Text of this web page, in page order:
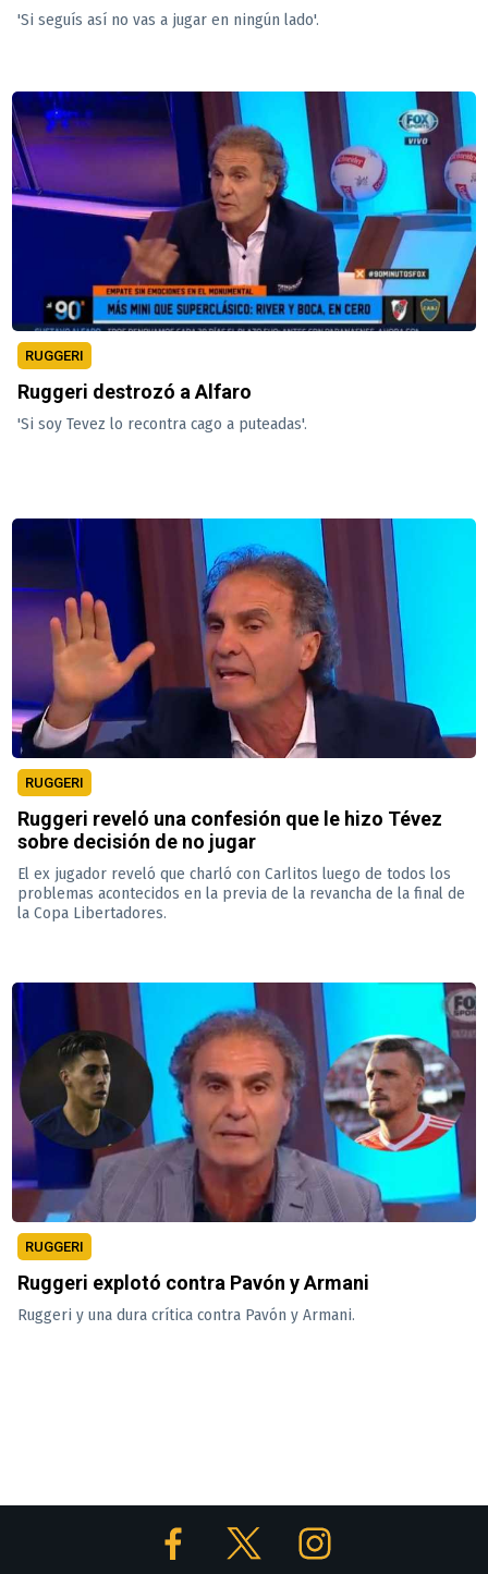
'Si seguís así no vas a jugar en ningún lado'.
RUGGERI
Ruggeri destrozó a Alfaro
'Si soy Tevez lo recontra cago a puteadas'.
RUGGERI
Ruggeri reveló una confesión que le hizo Tévez
sobre decisión de no jugar
El ex jugador reveló que charló con Carlitos luego de todos los
problemas acontecidos en la previa de la revancha de la final de
la Copa Libertadores.
RUGGERI
Ruggeri explotó contra Pavón y Armani
Ruggeri y una dura crítica contra Pavón y Armani.